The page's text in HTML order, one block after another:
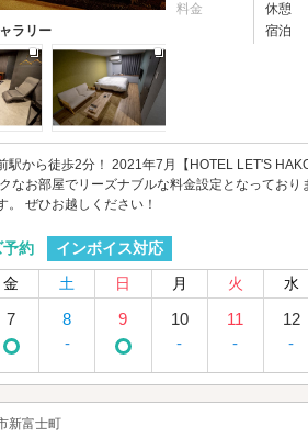
ラリー
料金 休憩
宿泊
駅から徒歩2分！ 2021年7月【HOTEL LET'S
なお部屋でリーズナブルな料金設定となってお
。 ぜひお越しください！
予約
インボイス対応
金 土 日 月 火 水
7
8
-
9
10
-
11
-
12
-
新富士町